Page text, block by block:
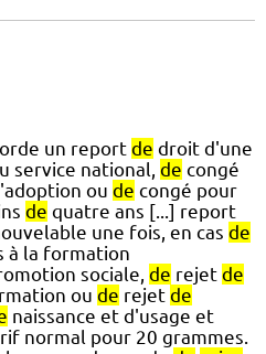
un report de droit d'une
service national, de congé
ou de congé pour
de quatre ans [...] report
une fois, en cas de
à la formation
sociale, de rejet de
ou de rejet de
naissance et d'usage et
normal pour 20 grammes.